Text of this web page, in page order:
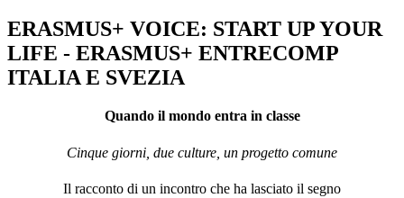
ERASMUS+ VOICE: START UP YOUR
LIFE - ERASMUS+ ENTRECOMP
ITALIA E SVEZIA
Quando il mondo entra in classe
Cinque giorni, due culture, un progetto comune
Il racconto di un incontro che ha lasciato il segno